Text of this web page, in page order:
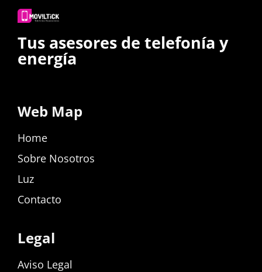
Tus asesores de telefonía y
energía
Web Map
Home
Sobre Nosotros
Luz
Contacto
Legal
Aviso Legal